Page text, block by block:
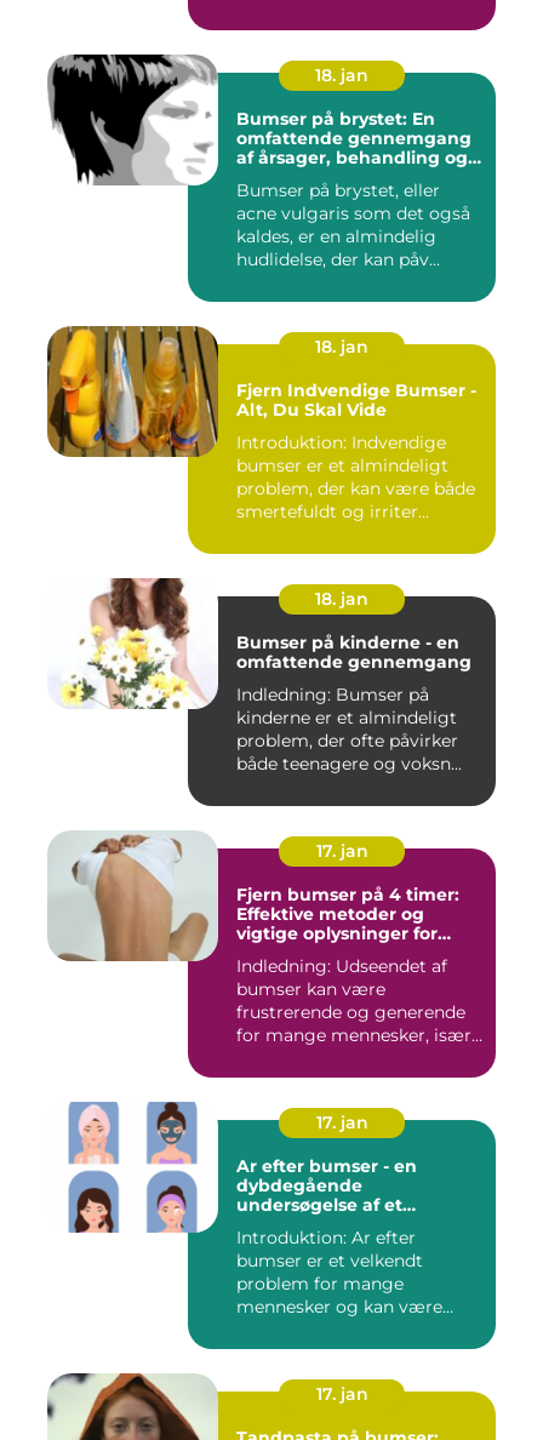
18. jan
Bumser på brystet: En
omfattende gennemgang
af årsager, behandling og
Bumser på brystet, eller
acne vulgaris som det også
kaldes, er en almindelig
hudlidelse, der kan påv...
18. jan
Fjern Indvendige Bumser -
Alt, Du Skal Vide
Introduktion: Indvendige
bumser er et almindeligt
problem, der kan være både
smertefuldt og irriter...
18. jan
Bumser på kinderne - en
omfattende gennemgang
Indledning: Bumser på
kinderne er et almindeligt
problem, der ofte påvirker
både teenagere og voksn...
17. jan
Fjern bumser på 4 timer:
Effektive metoder og
vigtige oplysninger for
forbrugere
Indledning: Udseendet af
bumser kan være
frustrerende og generende
for mange mennesker, især
17. jan
Ar efter bumser - en
dybdegående
undersøgelse af et
skønhedsproblem
Introduktion: Ar efter
bumser er et velkendt
problem for mange
mennesker og kan være
17. jan